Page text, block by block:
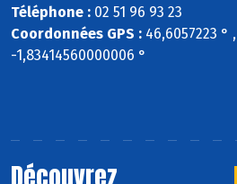
Téléphone : 02 51 96 93 23
Coordonnées GPS : 46,6057223 ° ,
-1,83414560000006 °